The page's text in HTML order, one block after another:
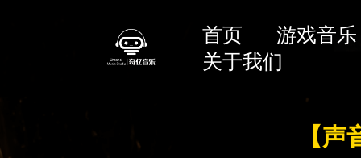
首页
游戏音乐
关于我们
【